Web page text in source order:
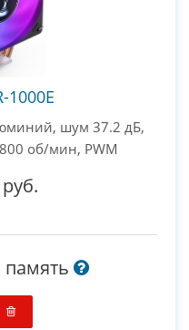
1000E
шум 37.2 дБ,
об/мин, PWM